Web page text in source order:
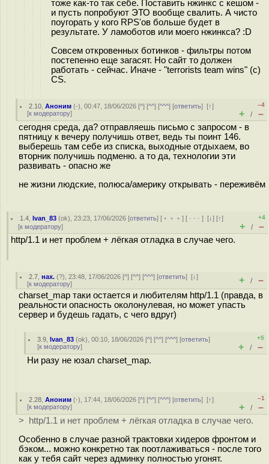
тоже как-то так себе. Поставить нжинкс с кешом -
и пусть попробуют ЭТО вообще свалить. А чисто
поугорать у кого RPS'ов больше будет в
результате. У ламоботов или моего нжинкса? :D
Совсем откровенных ботинков - фильтры потом
постепенно еще загасят. Но сайт то должен
работать - сейчас. Иначе - "terrorists team wins" (c)
CS.
2.10 ,Аноним (-), 00:47, 18/06/2026 [^] [^^] [^^^] [ответить][↑]
[к модератору]
–4
+ / –
сегодня среда, да? отправляешь письмо с запросом - в
пятницу к вечеру получишь ответ, ведь ты поинт 146.
выберешь там себе из списка, выходные отдыхаем, во
вторник получишь подменю. а то да, технологии эти
развивать - опасно же
не жизни людские, полюса/америку открывать - переживём
1.4 ,Ivan_83 (ok), 23:23, 17/06/2026 [ответить] [ ﹢﹢﹢] [ · · ·][↓] [↑]
[к модератору]
+4
+ / –
http/1.1 и нет проблем + лёгкая отладка в случае чего.
2.7 ,нах. (?), 23:48, 17/06/2026 [^] [^^] [^^^] [ответить][↓]
[к модератору] + / –
charset_map таки остается и любителям http/1.1 (правда, в
реальности опасность околонулевая, но может упасть
сервер и будешь гадать, с чего вдруг)
3.9 ,Ivan_83 (ok), 00:10, 18/06/2026 [^] [^^] [^^^] [ответить]
[к модератору]
+5
+ / –
Ни разу не юзал charset_map.
2.28 ,Аноним (-), 17:44, 18/06/2026 [^] [^^] [^^^] [ответить][↑]
[к модератору]
–1
+ / –
> http/1.1 и нет проблем + лёгкая отладка в случае чего.
Особенно в случае разной трактовки хидеров фронтом и
бэком... можно конкретно так поотлаживаться - после того
как у тебя сайт через админку полностью угонят.